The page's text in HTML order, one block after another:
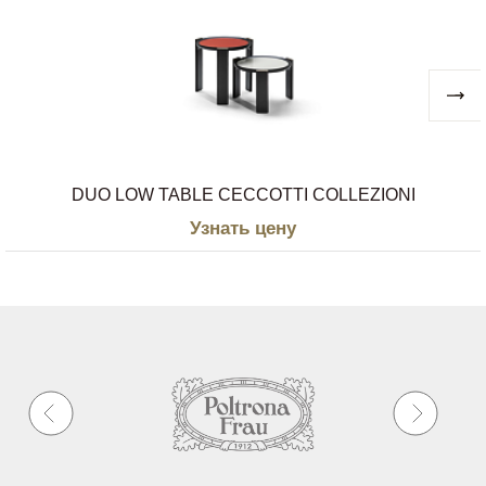
своего стремления или страсти к новым
инновационным дизайнерским решениям,
стилям и языкам общения.
DUO LOW TABLE CECCOTTI COLLEZIONI
Узнать цену